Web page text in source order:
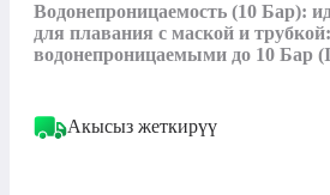
Водонепроницаемость (10 Бар):
для плавания с маской и
водонепроницаемыми до 10 Бар
Акысыз жеткирүү